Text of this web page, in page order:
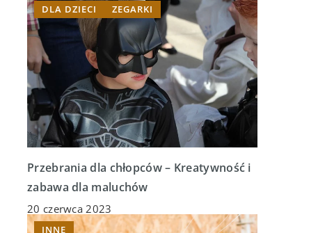
DLA DZIECI ZEGARKI
Przebrania dla chłopców – Kreatywność i
zabawa dla maluchów
20 czerwca 2023
INNE